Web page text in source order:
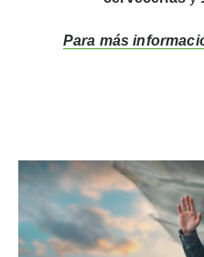
Para más